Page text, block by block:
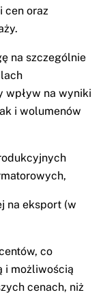
cen oraz
na szczególnie
wpływ na wyniki
i wolumenów
na eksport (w
co
i możliwością
cenach, niż